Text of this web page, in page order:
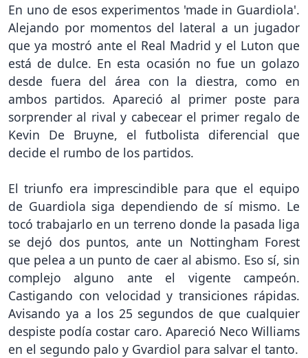
En uno de esos experimentos 'made in Guardiola'.
Alejando por momentos del lateral a un jugador
que ya mostró ante el Real Madrid y el Luton que
está de dulce. En esta ocasión no fue un golazo
desde fuera del área con la diestra, como en
ambos partidos. Apareció al primer poste para
sorprender al rival y cabecear el primer regalo de
Kevin De Bruyne, el futbolista diferencial que
decide el rumbo de los partidos.
El triunfo era imprescindible para que el equipo
de Guardiola siga dependiendo de sí mismo. Le
tocó trabajarlo en un terreno donde la pasada liga
se dejó dos puntos, ante un Nottingham Forest
que pelea a un punto de caer al abismo. Eso sí, sin
complejo alguno ante el vigente campeón.
Castigando con velocidad y transiciones rápidas.
Avisando ya a los 25 segundos de que cualquier
despiste podía costar caro. Apareció Neco Williams
en el segundo palo y Gvardiol para salvar el tanto.